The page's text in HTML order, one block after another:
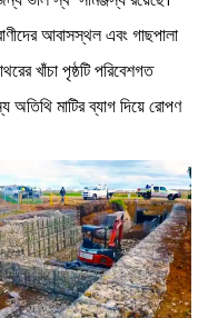
আবাসস্থল এবং গাছপালা
খাঁচা পৃষ্ঠটি পরিবেশগত
অতিথি মাটির ব্যাগ দিয়ে রোপণ